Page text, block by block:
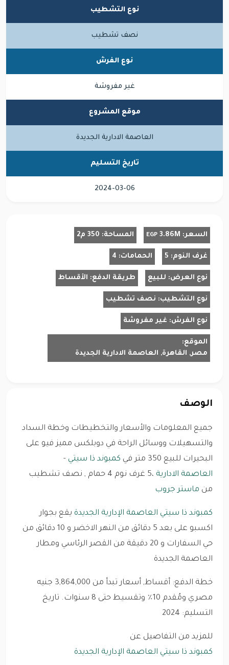
نوع التشطيب
نصف تشطيب
نوع الفرش
غير مفروشة
موقع المشروع
العاصمة الادارية الجديدة
تاريخ التسليم
2024-03-06
السعر: 3.86M
EGP المساحة: 350 م2
غرف النوم: 5 الحمامات: 4
نوع العرض: للبيع طريقة الدفع: الأقساط
نوع التشطيب: نصف تشطيب
نوع الفرش: غير مفروشة
الموقع:
مصر, القاهرة, العاصمة الادارية الجديدة
الوصف
جميع المعلومات والأسعار والتخطيطات وخطة السداد
والتسهيلات ووسائل الراحة في دوبلكس مميز فيو على
البحيرات للبيع 350 متر في
كمبوند ذا سيتي -
العاصمة الادارية
،5 غرف نوم 4 حمام , نصف تشطيب
من ماستر جروب
كمبوند ذا سيتي العاصمة الإدارية الجديدة يقع بجوار
اكسبو على بعد 5 دقائق من النهر الاخضر و 10 دقائق من
حي السفارات و 20 دقيقة من القصر الرئاسي ومطار
العاصمة الجديدة
خطة الدفع: أقساط, أسعار تبدأ من 3,864,000 جنيه
مصري ومُقدم 10٪ وتقسيط حتى 8 سنوات. تاريخ
التسليم: 2024
للمزيد من التفاصيل عن
كمبوند ذا سيتي العاصمة الإدارية الجديدة